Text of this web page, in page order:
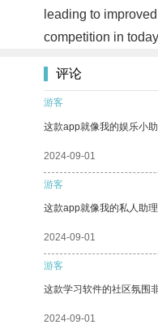
leading to
competition in
评论
游客
这款app就像我的娱乐小
2024-09-01
游客
这款app就像我的私人助
2024-09-01
游客
这款学习软件的社区氛围
2024-09-01